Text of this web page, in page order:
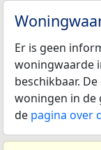
Er is geen
woningwaarde
beschikbaar.
woningen in de
de pagina over